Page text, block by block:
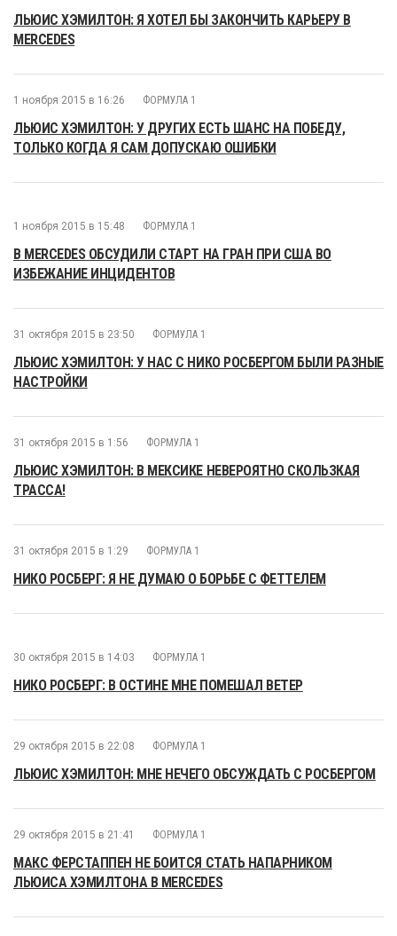
ЛЬЮИС ХЭМИЛТОН: Я ХОТЕЛ БЫ ЗАКОНЧИТЬ КАРЬЕРУ В
MERCEDES
1 ноября 2015 в 16:26 ФОРМУЛА 1
ЛЬЮИС ХЭМИЛТОН: У ДРУГИХ ЕСТЬ ШАНС НА ПОБЕДУ,
ТОЛЬКО КОГДА Я САМ ДОПУСКАЮ ОШИБКИ
1 ноября 2015 в 15:48 ФОРМУЛА 1
В MERCEDES ОБСУДИЛИ СТАРТ НА ГРАН ПРИ США ВО
ИЗБЕЖАНИЕ ИНЦИДЕНТОВ
31 октября 2015 в 23:50 ФОРМУЛА 1
ЛЬЮИС ХЭМИЛТОН: У НАС С НИКО РОСБЕРГОМ БЫЛИ РАЗНЫЕ
НАСТРОЙКИ
31 октября 2015 в 1:56 ФОРМУЛА 1
ЛЬЮИС ХЭМИЛТОН: В МЕКСИКЕ НЕВЕРОЯТНО СКОЛЬЗКАЯ
ТРАССА!
31 октября 2015 в 1:29 ФОРМУЛА 1
НИКО РОСБЕРГ: Я НЕ ДУМАЮ О БОРЬБЕ С ФЕТТЕЛЕМ
30 октября 2015 в 14:03 ФОРМУЛА 1
НИКО РОСБЕРГ: В ОСТИНЕ МНЕ ПОМЕШАЛ ВЕТЕР
29 октября 2015 в 22:08 ФОРМУЛА 1
ЛЬЮИС ХЭМИЛТОН: МНЕ НЕЧЕГО ОБСУЖДАТЬ С РОСБЕРГОМ
29 октября 2015 в 21:41 ФОРМУЛА 1
МАКС ФЕРСТАППЕН НЕ БОИТСЯ СТАТЬ НАПАРНИКОМ
ЛЬЮИСА ХЭМИЛТОНА В MERCEDES